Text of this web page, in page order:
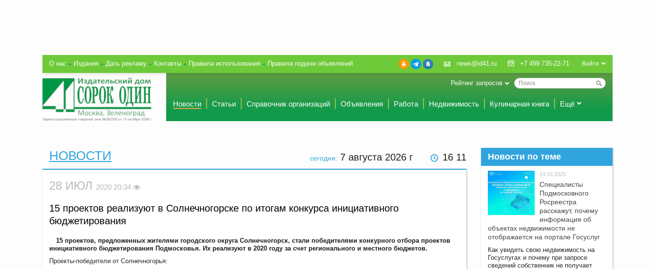
О нас Издания Дать рекламу Контакты Правила использования Правила подачи объявлений Войти
news@id41.ru +7 499 735-22-71
Рейтинг запросов
Новости Статьи Справочник организаций Объявления Работа Недвижимость Кулинарная книга Ещё
сегодня: 7 августа 2026 г 16 11
НОВОСТИ
28 ИЮЛ 2020 20:34
15 проектов реализуют в Солнечногорске по итогам конкурса инициативного
бюджетирования
15 проектов, предложенных жителями городского округа Солнечногорск, стали победителями конкурного отбора проектов
инициативного бюджетирования Подмосковья. Их реализуют в 2020 году за счет регионального и местного бюджетов.
Проекты-победители от Солнечногорья: ​​​
Новости по теме
14.03.2025
Специалисты
Подмосковного
Росреестра
расскажут, почему
информация об
объектах недвижимости не
отображается на портале Госуслуг
Как увидеть свою недвижимость на
Госуслугах и почему при запросе
сведений собственник не получает